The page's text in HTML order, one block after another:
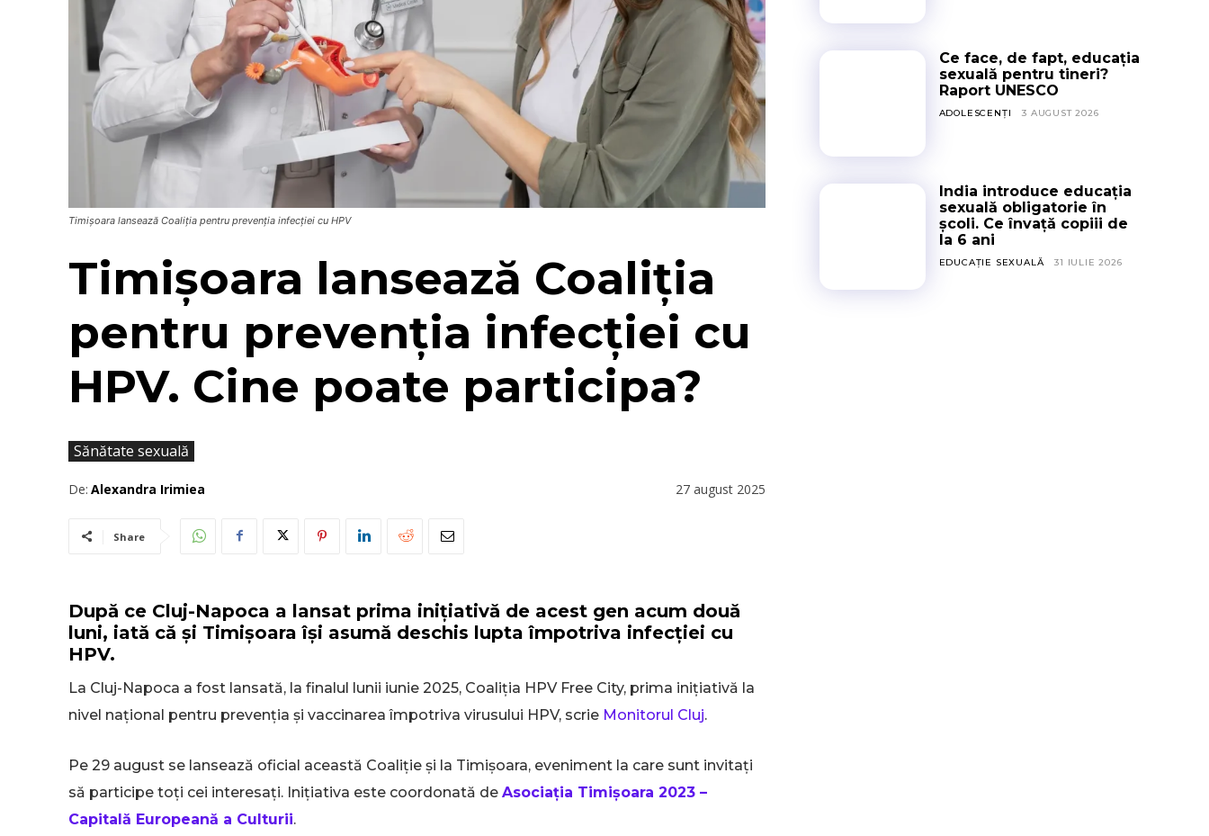
Timișoara lansează Coaliția pentru prevenția infecției cu HPV
Timișoara lansează Coaliția
pentru prevenția infecției cu
HPV. Cine poate participa?
Sănătate sexuală
De: Alexandra Irimiea 27 august 2025
Share
După ce Cluj-Napoca a lansat prima inițiativă de acest gen acum două
luni, iată că și Timișoara își asumă deschis lupta împotriva infecției cu
HPV.
La Cluj-Napoca a fost lansată, la finalul lunii iunie 2025, Coaliția HPV Free City, prima inițiativă la
nivel național pentru prevenția și vaccinarea împotriva virusului HPV, scrie Monitorul Cluj.
Pe 29 august se lansează oficial această Coaliție și la Timișoara, eveniment la care sunt invitați
să participe toți cei interesați. Inițiativa este coordonată de Asociația Timișoara 2023 –
Capitală Europeană a Culturii.
Ce face, de fapt, educația
sexuală pentru tineri?
Raport UNESCO
ADOLESCENȚI 3 AUGUST 2026
India introduce educația
sexuală obligatorie în
școli. Ce învață copiii de
la 6 ani
EDUCAȚIE SEXUALĂ 31 IULIE 2026